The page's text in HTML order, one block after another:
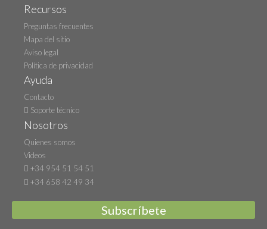
Recursos
Preguntas frecuentes
Mapa del sitio
Aviso legal
Política de privacidad
Ayuda
Contacto
Soporte técnico
Nosotros
Quienes somos
Videos
+34 954 51 54 51
+34 658 42 49 34
Subscríbete